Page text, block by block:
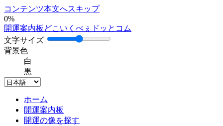
コンテンツ本文へスキップ
0%
開運案内板どこいくべぇドッとコム
文字サイズ
背景色
白
黒
ホーム
開運案内板
開運の像を探す